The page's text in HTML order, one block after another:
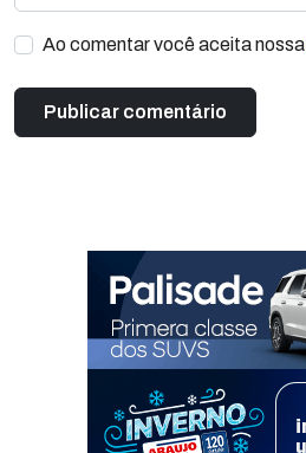
Ao comentar você aceita nossa